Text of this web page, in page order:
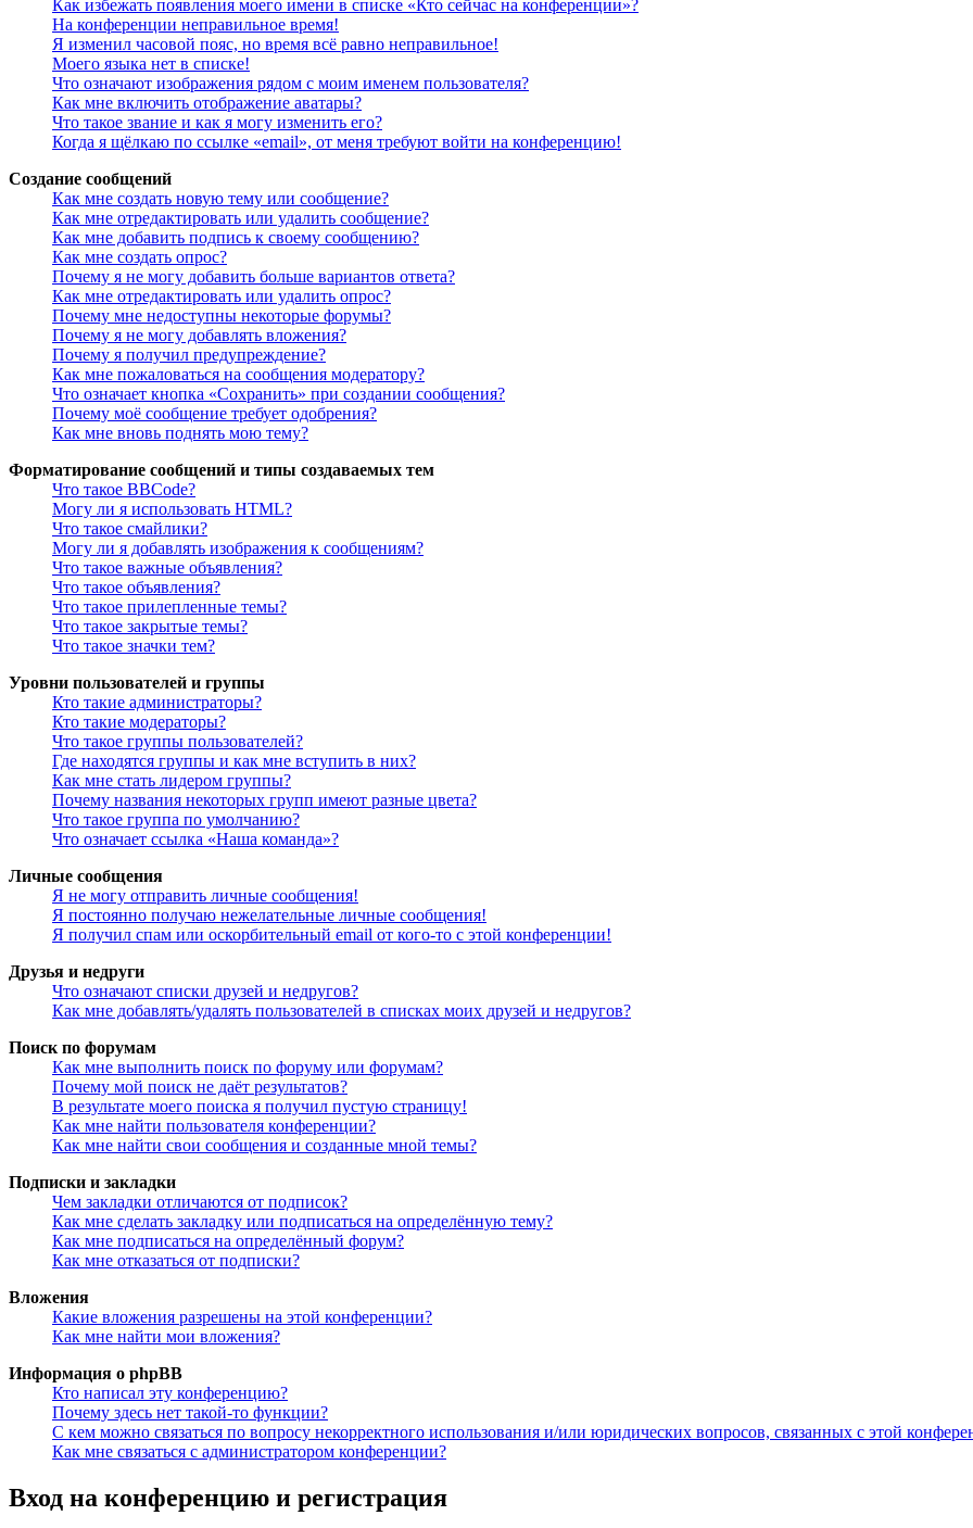
Как избежать появления моего имени в списке «Кто сейчас на конференции»?
На конференции неправильное время!
Я изменил часовой пояс, но время всё равно неправильное!
Моего языка нет в списке!
Что означают изображения рядом с моим именем пользователя?
Как мне включить отображение аватары?
Что такое звание и как я могу изменить его?
Когда я щёлкаю по ссылке «email», от меня требуют войти на конференцию!
Создание сообщений
Как мне создать новую тему или сообщение?
Как мне отредактировать или удалить сообщение?
Как мне добавить подпись к своему сообщению?
Как мне создать опрос?
Почему я не могу добавить больше вариантов ответа?
Как мне отредактировать или удалить опрос?
Почему мне недоступны некоторые форумы?
Почему я не могу добавлять вложения?
Почему я получил предупреждение?
Как мне пожаловаться на сообщения модератору?
Что означает кнопка «Сохранить» при создании сообщения?
Почему моё сообщение требует одобрения?
Как мне вновь поднять мою тему?
Форматирование сообщений и типы создаваемых тем
Что такое BBCode?
Могу ли я использовать HTML?
Что такое смайлики?
Могу ли я добавлять изображения к сообщениям?
Что такое важные объявления?
Что такое объявления?
Что такое прилепленные темы?
Что такое закрытые темы?
Что такое значки тем?
Уровни пользователей и группы
Кто такие администраторы?
Кто такие модераторы?
Что такое группы пользователей?
Где находятся группы и как мне вступить в них?
Как мне стать лидером группы?
Почему названия некоторых групп имеют разные цвета?
Что такое группа по умолчанию?
Что означает ссылка «Наша команда»?
Личные сообщения
Я не могу отправить личные сообщения!
Я постоянно получаю нежелательные личные сообщения!
Я получил спам или оскорбительный email от кого-то с этой конференции!
Друзья и недруги
Что означают списки друзей и недругов?
Как мне добавлять/удалять пользователей в списках моих друзей и недругов?
Поиск по форумам
Как мне выполнить поиск по форуму или форумам?
Почему мой поиск не даёт результатов?
В результате моего поиска я получил пустую страницу!
Как мне найти пользователя конференции?
Как мне найти свои сообщения и созданные мной темы?
Подписки и закладки
Чем закладки отличаются от подписок?
Как мне сделать закладку или подписаться на определённую тему?
Как мне подписаться на определённый форум?
Как мне отказаться от подписки?
Вложения
Какие вложения разрешены на этой конференции?
Как мне найти мои вложения?
Информация о phpBB
Кто написал эту конференцию?
Почему здесь нет такой-то функции?
С кем можно связаться по вопросу некорректного использования и/или юридических вопросов, связанных с этой
Как мне связаться с администратором конференции?
Вход на конференцию и регистрация